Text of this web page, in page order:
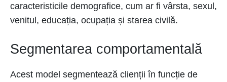
caracteristicile demografice, cum ar fi vârsta, sexul,
venitul, educația, ocupația și starea civilă.
Segmentarea comportamentală
Acest model segmentează clienții în funcție de